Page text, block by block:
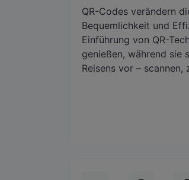
QR-Codes verändern
Bequemlichkeit und
Einführung von QR-
genießen, während sie
Reisens vor –